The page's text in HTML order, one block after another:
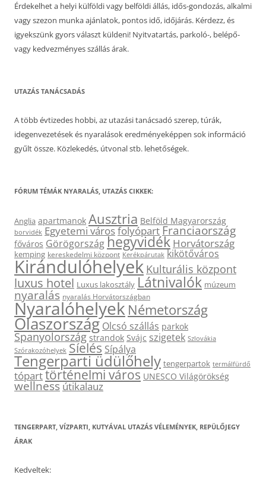
Érdekelhet a helyi külföldi vagy belföldi állás, idős-gondozás, alkalmi
vagy szezon munka ajánlatok, pontos idő, időjárás. Kérdezz, és
igyekszünk gyors választ küldeni! Nyitvatartás, parkoló-, belépő-
vagy kedvezményes szállás árak.
UTAZÁS TANÁCSADÁS
A több évtizedes hobbi, az utazási tanácsadó szerep, túrák,
idegenvezetések és nyaralások eredményeképpen sok információ
gyűlt össze. Közlekedés, útvonal stb. lehetőségek.
FÓRUM TÉMÁK NYARALÁS, UTAZÁS CIKKEK:
Anglia apartmanok Ausztria Belföld Magyarország
borvidék Egyetemi városfolyópartFranciaország
főváros Görögországhegyvidék Horvátország
kemping kereskedelmi központ Kerékpárutak kikötőváros
Kirándulóhelyek Kulturális központ
luxus hotel Luxus lakosztály Látnivalók múzeum
nyaralás nyaralás Horvátországban
Nyaralóhelyek Németország
Olaszország Olcsó szállás parkok
Spanyolország strandok Svájc szigetek Szlovákia
Szórakozóhelyek Síelés Sípálya
Tengerparti üdülőhely tengerpartok termálfürdő
tóparttörténelmi város UNESCO Világörökség
wellnessútikalauz
TENGERPART, VÍZPARTI, KUTYÁVAL UTAZÁS VÉLEMÉNYEK, REPÜLŐJEGY
ÁRAK
Kedveltek: